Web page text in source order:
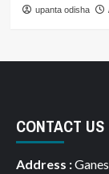
upanta odisha
CONTACT US
Address :